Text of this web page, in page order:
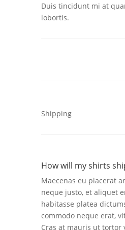
Duis tincidunt mi at
lobortis.
Shipping
How will my shirts
Maecenas eu placerat
neque justo, et aliquet
habitasse platea
commodo neque erat,
Cras at mauris ut tortor